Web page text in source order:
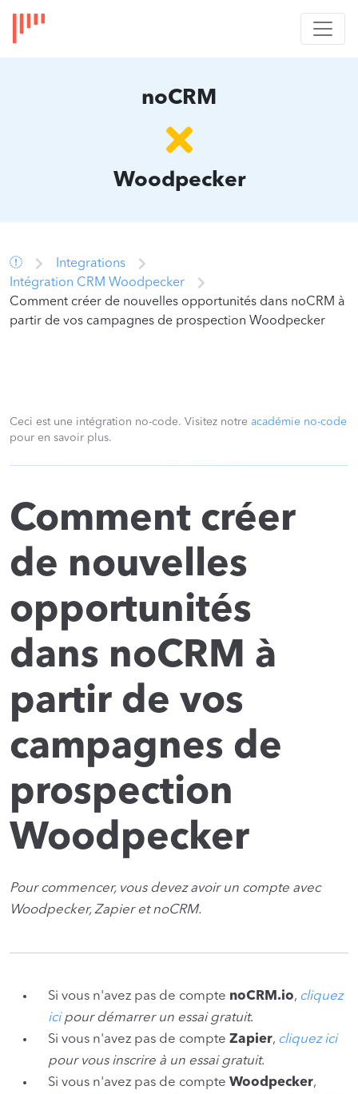
noCRM
Woodpecker
Integrations
Intégration CRM Woodpecker
Comment créer de nouvelles opportunités dans noCRM à
partir de vos campagnes de prospection Woodpecker
Ceci est une intégration no-code. Visitez notre académie no-code
pour en savoir plus.
Comment créer
de nouvelles
opportunités
dans noCRM à
partir de vos
campagnes de
prospection
Woodpecker
Pour commencer, vous devez avoir un compte avec
Woodpecker, Zapier et noCRM.
Si vous n'avez pas de compte noCRM.io, cliquez
icipour démarrer un essai gratuit.
Si vous n'avez pas de compte Zapier, cliquez ici
pour vous inscrire à un essai gratuit.
Si vous n'avez pas de compte Woodpecker,